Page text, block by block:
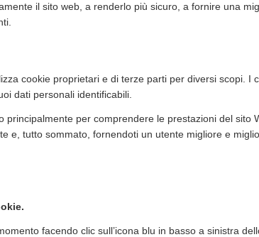
il sito web, a renderlo più sicuro, a fornire una
cookie proprietari e di terze parti per diversi scopi.
dati personali identificabili.
per comprendere le prestazioni del
e, tutto sommato, fornendoti un utente migliore e
facendo clic sull’icona blu in basso a sinistra